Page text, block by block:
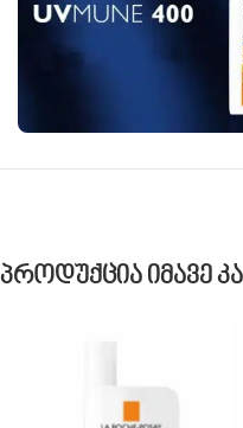
Პროდუქცია Იმავე